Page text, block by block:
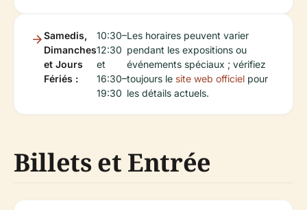
Samedis,
Dimanches
et Jours
Fériés :
10:30–
12:30
et
16:30–
19:30
Les horaires peuvent varier
pendant les expositions ou
événements spéciaux ; vérifiez
toujours le site web officiel pour
les détails actuels.
Billets et Entrée